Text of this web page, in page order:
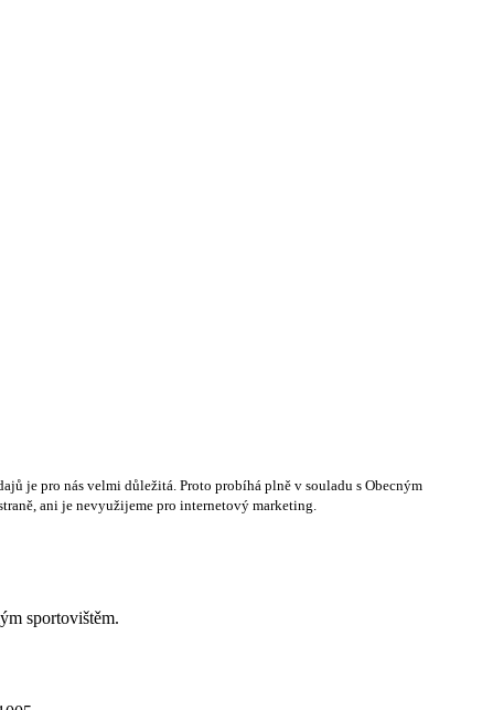
je pro nás velmi důležitá. Proto probíhá plně v souladu s Obecným
ani je nevyužijeme pro internetový marketing.
sportovištěm.